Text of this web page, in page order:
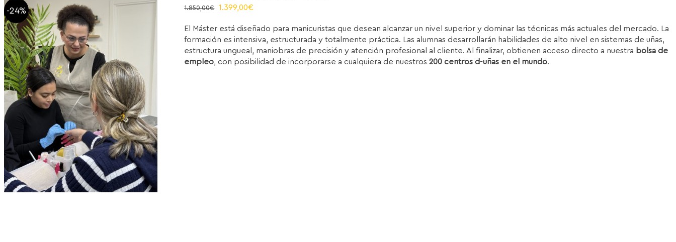
-24% 1.850,00€
Original
was:
1.850,00€.
1.399,00€
is:
1.399,00€.
El Máster está diseñado para manicuristas que desean alcanzar un nivel superior y dominar las técnicas más actuales del mercado. La
formación es intensiva, estructurada y totalmente práctica. Las alumnas desarrollarán habilidades de alto nivel en sistemas de uñas,
estructura ungueal, maniobras de precisión y atención profesional al cliente. Al finalizar, obtienen acceso directo a nuestra bolsa de
empleo, con posibilidad de incorporarse a cualquiera de nuestros200 centros d-uñas en el mundo.